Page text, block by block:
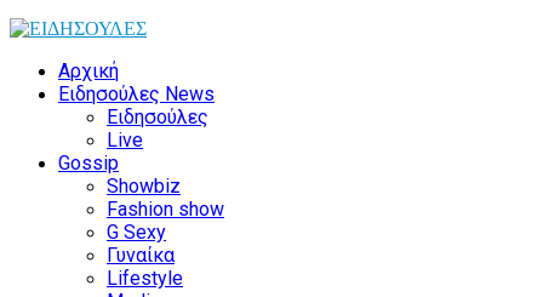
Αρχική
Ειδησούλες News
Ειδησούλες
Live
Gossip
Showbiz
Fashion show
G Sexy
Γυναίκα
Lifestyle